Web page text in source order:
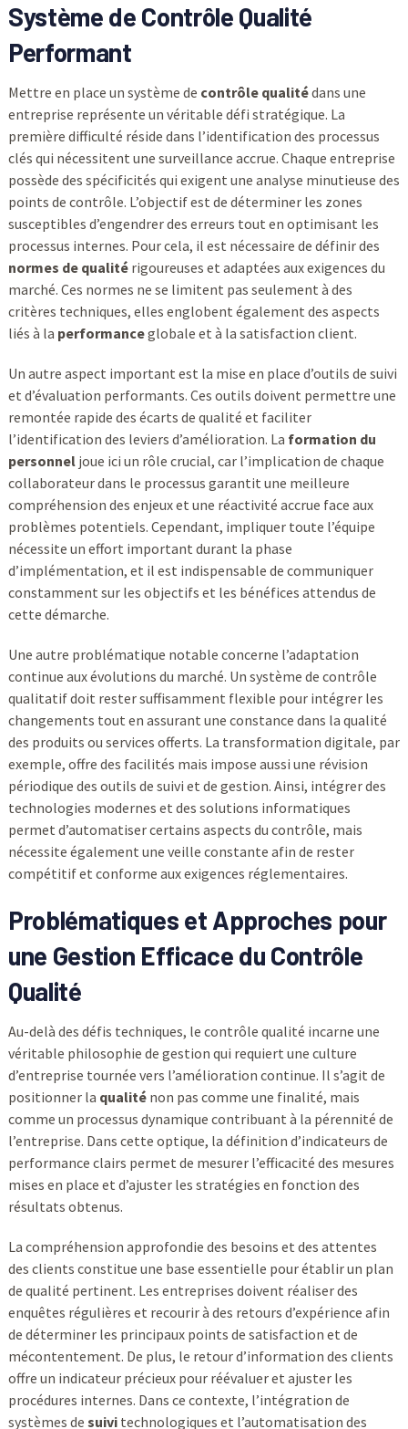
Système de Contrôle Qualité
Performant
Mettre en place un système de contrôle qualitédans une
entreprise représente un véritable défi stratégique. La
première difficulté réside dans l’identification des processus
clés qui nécessitent une surveillance accrue. Chaque entreprise
possède des spécificités qui exigent une analyse minutieuse des
points de contrôle. L’objectif est de déterminer les zones
susceptibles d’engendrer des erreurs tout en optimisant les
processus internes. Pour cela, il est nécessaire de définir des
normes de qualitérigoureuses et adaptées aux exigences du
marché. Ces normes ne se limitent pas seulement à des
critères techniques, elles englobent également des aspects
liés à la performanceglobale et à la satisfaction client.
Un autre aspect important est la mise en place d’outils de suivi
et d’évaluation performants. Ces outils doivent permettre une
remontée rapide des écarts de qualité et faciliter
l’identification des leviers d’amélioration. La formation du
personneljoue ici un rôle crucial, car l’implication de chaque
collaborateur dans le processus garantit une meilleure
compréhension des enjeux et une réactivité accrue face aux
problèmes potentiels. Cependant, impliquer toute l’équipe
nécessite un effort important durant la phase
d’implémentation, et il est indispensable de communiquer
constamment sur les objectifs et les bénéfices attendus de
cette démarche.
Une autre problématique notable concerne l’adaptation
continue aux évolutions du marché. Un système de contrôle
qualitatif doit rester suffisamment flexible pour intégrer les
changements tout en assurant une constance dans la qualité
des produits ou services offerts. La transformation digitale, par
exemple, offre des facilités mais impose aussi une révision
périodique des outils de suivi et de gestion. Ainsi, intégrer des
technologies modernes et des solutions informatiques
permet d’automatiser certains aspects du contrôle, mais
nécessite également une veille constante afin de rester
compétitif et conforme aux exigences réglementaires.
Problématiques et Approches pour
une Gestion Efficace du Contrôle
Qualité
Au-delà des défis techniques, le contrôle qualité incarne une
véritable philosophie de gestion qui requiert une culture
d’entreprise tournée vers l’amélioration continue. Il s’agit de
positionner la qualiténon pas comme une finalité, mais
comme un processus dynamique contribuant à la pérennité de
l’entreprise. Dans cette optique, la définition d’indicateurs de
performance clairs permet de mesurer l’efficacité des mesures
mises en place et d’ajuster les stratégies en fonction des
résultats obtenus.
La compréhension approfondie des besoins et des attentes
des clients constitue une base essentielle pour établir un plan
de qualité pertinent. Les entreprises doivent réaliser des
enquêtes régulières et recourir à des retours d’expérience afin
de déterminer les principaux points de satisfaction et de
mécontentement. De plus, le retour d’information des clients
offre un indicateur précieux pour réévaluer et ajuster les
procédures internes. Dans ce contexte, l’intégration de
systèmes de suivitechnologiques et l’automatisation des